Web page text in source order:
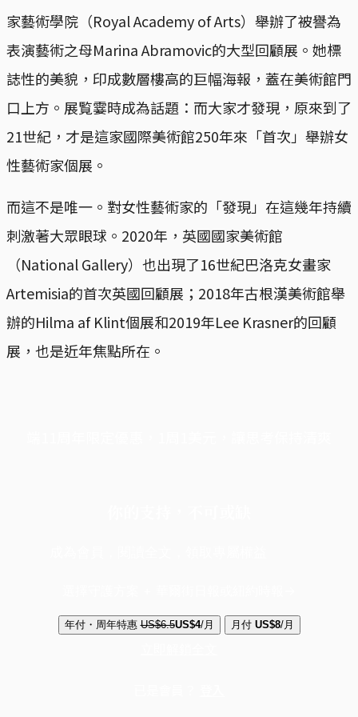
家藝術學院（Royal Academy of Arts）舉辦了被譽為
表演藝術之母Marina Abramovic的大型回顧展。她標
誌性的美貌，印成數層樓高的巨幅海報，蓋在美術館門
口上方。展覧霎時成為話題：而大家才發現，原來到了
21世紀，才是這家國際美術館250年來「首次」舉辦女
性藝術家個展。
而這不是唯一。對女性藝術家的「發現」在這幾年持續
刺激著大眾眼球。2020年，英國國家美術館
（National Gallery）也出現了16世紀巴洛克女畫家
Artemisia的首次英國回顧展；2018年古根漢美術館舉
辦的Hilma af Klint個展和2019年Lee Krasner的回顧
展，也是近年焦點所在。
年付・周年特惠 US$6.5US$4/月 月付 US$8/月